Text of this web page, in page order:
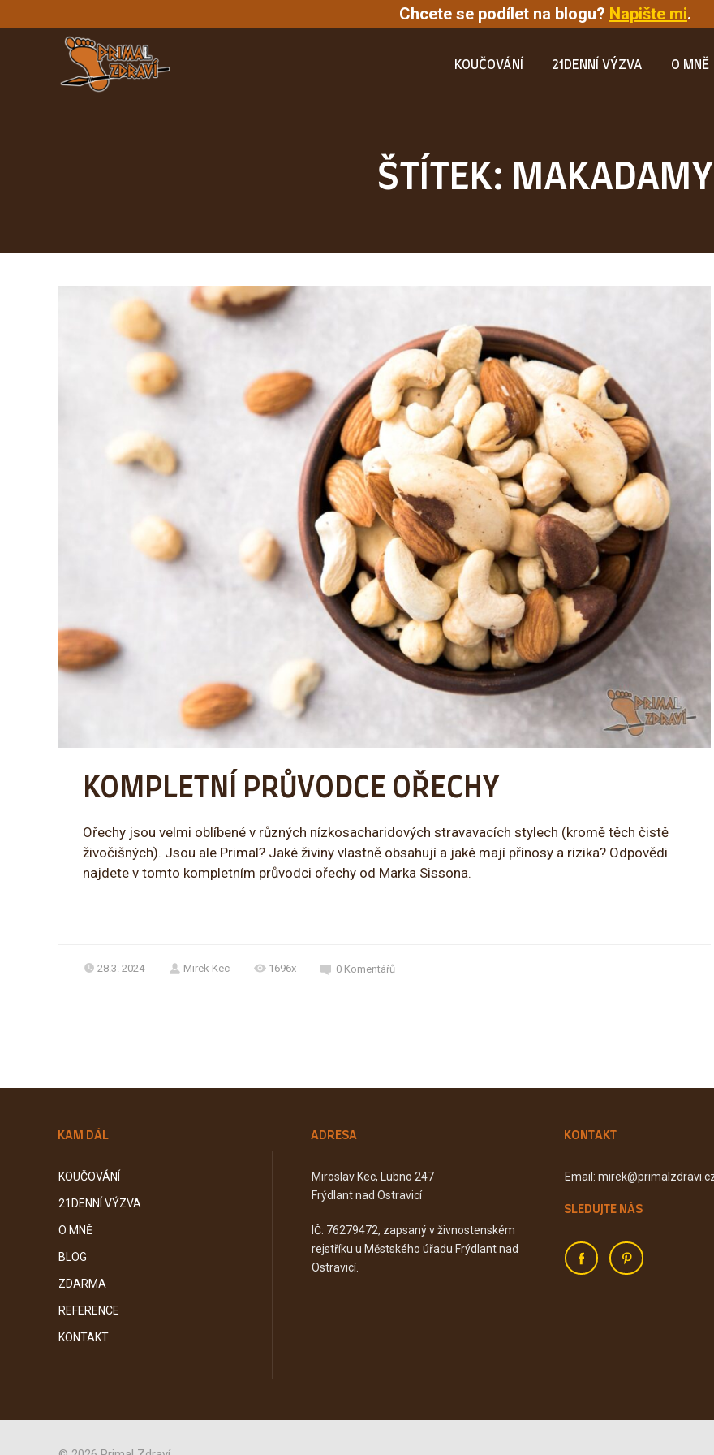
Chcete se podílet na blogu? Napište mi.
KOUČOVÁNÍ 21DENNÍ VÝZVA O MNĚ
ŠTÍTEK: MAKADAMY
KOMPLETNÍ PRŮVODCE OŘECHY
Ořechy jsou velmi oblíbené v různých nízkosacharidových stravavacích stylech (kromě těch čistě
živočišných). Jsou ale Primal? Jaké živiny vlastně obsahují a jaké mají přínosy a rizika? Odpovědi
najdete v tomto kompletním průvodci ořechy od Marka Sissona.
28.3. 2024 Mirek Kec 1696x 0 Komentářů
KAM DÁL
KOUČOVÁNÍ
21DENNÍ VÝZVA
O MNĚ
BLOG
ZDARMA
REFERENCE
KONTAKT
ADRESA
Miroslav Kec, Lubno 247
Frýdlant nad Ostravicí
IČ: 76279472, zapsaný v živnostenském
rejstříku u Městského úřadu Frýdlant nad
Ostravicí.
KONTAKT
Email:
SLEDUJTE NÁS